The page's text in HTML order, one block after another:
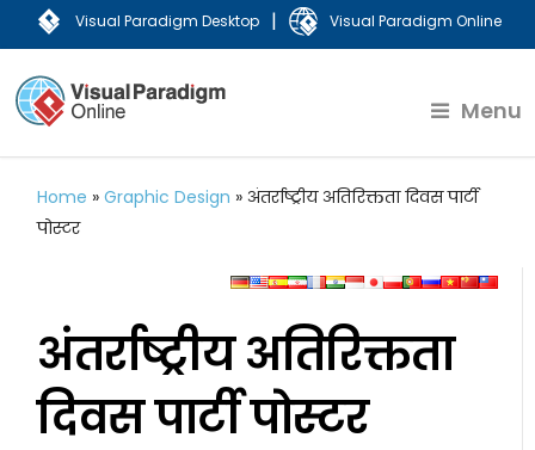
Visual Paradigm Desktop | Visual Paradigm Online
Menu
Home »Graphic Design » अंतर्राष्ट्रीय अतिरिक्तता दिवस पार्टी
पोस्टर
अंतर्राष्ट्रीय अतिरिक्तता
दिवस पार्टी पोस्टर